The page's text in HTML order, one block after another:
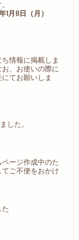
1月8日（月）
情報に掲載しま
、お使いの際に
てお願いしま
した。
ージ作成中のた
ご不便をおかけ